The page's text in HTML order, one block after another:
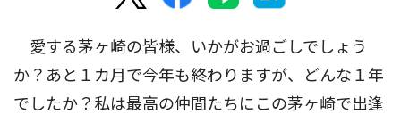
愛する茅ヶ崎の皆様、いかがお過ごしでしょう
か？あと１カ月で今年も終わりますが、どんな１年
でしたか？私は最高の仲間たちにこの茅ヶ崎で出逢